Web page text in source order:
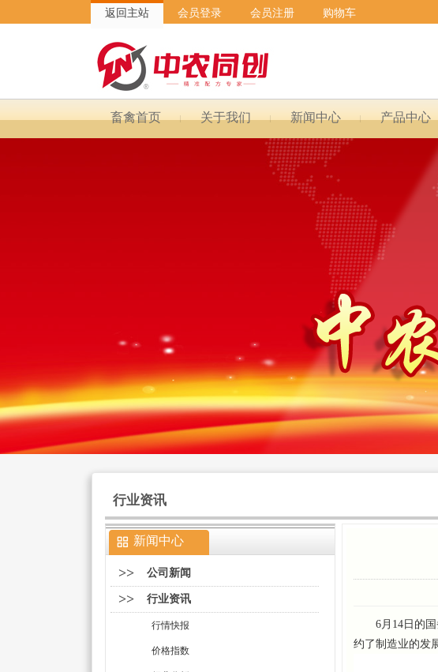
返回主站 会员登录 会员注册 购物车
畜禽首页 关于我们 新闻中心 产品中心
行业资讯
新闻中心
>> 公司新闻
>> 行业资讯
行情快报
价格指数
6月14日的
约了制造业的发